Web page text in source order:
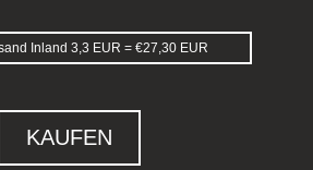
KAUFEN